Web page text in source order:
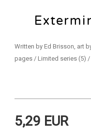
Written by Ed Brisson, art
pages / Limited series (5)
5,29 EUR